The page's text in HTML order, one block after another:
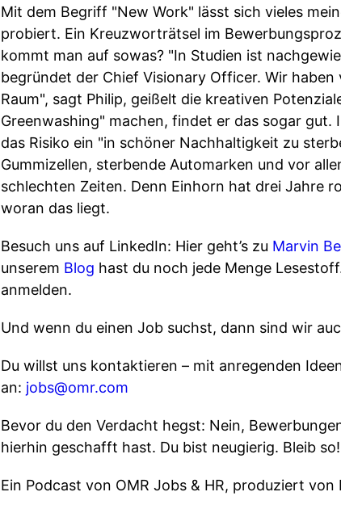
Mit dem Begriff "New Work" lässt sich vieles
probiert. Ein Kreuzworträtsel im
kommt man auf sowas? "In Studien ist
begründet der Chief Visionary Officer. Wir
Raum", sagt Philip, geißelt die kreativen
Greenwashing" machen, findet er das sogar
das Risiko ein "in schöner Nachhaltigkeit zu
Gummizellen, sterbende Automarken und vor
schlechten Zeiten. Denn Einhorn hat drei Jahre
woran das liegt.
Besuch uns auf LinkedIn: Hier geht’s zu Marvin
unserem Blog hast du noch jede Menge
anmelden.
Und wenn du einen Job suchst, dann sind wir
Du willst uns kontaktieren – mit anregenden
an: jobs@omr.com
Bevor du den Verdacht hegst: Nein,
hierhin geschafft hast. Du bist neugierig. Bleib so!
Ein Podcast von OMR Jobs & HR, produziert von